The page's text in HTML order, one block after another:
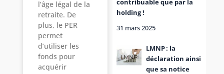
l’âge légal de la
retraite. De
plus, le PER
permet
d’utiliser les
fonds pour
acquérir
contribuable que par la
holding !
31 mars 2025
LMNP : la
déclaration ainsi
que sa notice